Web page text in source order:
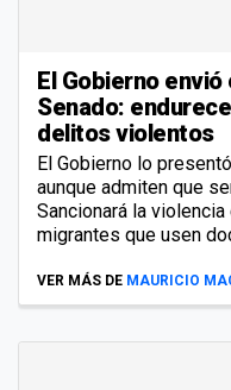
El Gobierno
Senado:
delitos violentos
El Gobierno lo
aunque admiten que
Sancionará la
migrantes que usen
VER MÁS DE MAURICIO